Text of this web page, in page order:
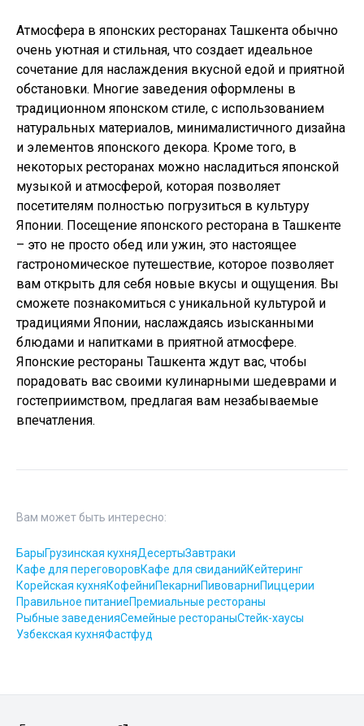
Атмосфера в японских ресторанах Ташкента обычно
очень уютная и стильная, что создает идеальное
сочетание для наслаждения вкусной едой и приятной
обстановки. Многие заведения оформлены в
традиционном японском стиле, с использованием
натуральных материалов, минималистичного дизайна
и элементов японского декора. Кроме того, в
некоторых ресторанах можно насладиться японской
музыкой и атмосферой, которая позволяет
посетителям полностью погрузиться в культуру
Японии. Посещение японского ресторана в Ташкенте
– это не просто обед или ужин, это настоящее
гастрономическое путешествие, которое позволяет
вам открыть для себя новые вкусы и ощущения. Вы
сможете познакомиться с уникальной культурой и
традициями Японии, наслаждаясь изысканными
блюдами и напитками в приятной атмосфере.
Японские рестораны Ташкента ждут вас, чтобы
порадовать вас своими кулинарными шедеврами и
гостеприимством, предлагая вам незабываемые
впечатления.
Вам может быть интересно:
БарыГрузинская кухняДесертыЗавтраки
Кафе для переговоровКафе для свиданийКейтеринг
Корейская кухняКофейниПекарниПивоварниПиццерии
Правильное питаниеПремиальные рестораны
Рыбные заведенияСемейные рестораныСтейк-хаусы
Узбекская кухняФастфуд